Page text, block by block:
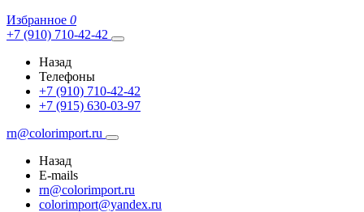
Избранное 0
+7 (910) 710-42-42
Назад
Телефоны
+7 (910) 710-42-42
+7 (915) 630-03-97
rn@colorimport.ru
Назад
E-mails
rn@colorimport.ru
colorimport@yandex.ru